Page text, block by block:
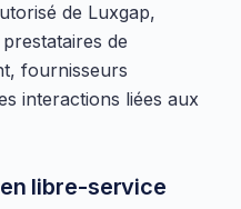
de Luxgap,
de
fournisseurs
interactions liées aux
libre-service